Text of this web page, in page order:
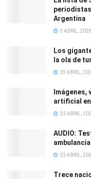
periodistas
Argentina
3 ABRIL, 2026
Los
la ola de
23 ABRIL,
Imágenes,
artificial
22 ABRIL,
AUDIO:
22 ABRIL,
Trece